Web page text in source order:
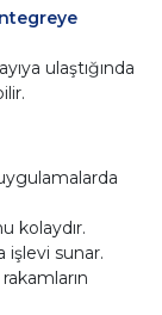
ulaştığında
kolaydır.
işlevi sunar.